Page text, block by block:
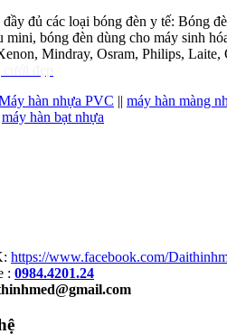
đủ các loại bóng đèn y tế: Bóng
mini, bóng đèn dùng cho máy sinh
Mindray, Osram, Philips,
hàn nhựa PVC || máy hàn màng
máy hàn bạt nhựa
https://www.facebook.com/
: 0984.4201.24